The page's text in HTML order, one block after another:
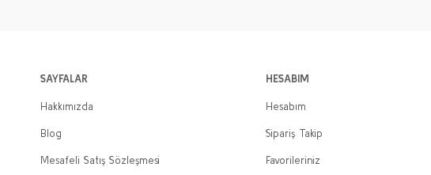
SAYFALAR
Hakkımızda
Blog
Mesafeli Satış Sözleşmesi
HESABIM
Hesabım
Sipariş Takip
Favorileriniz